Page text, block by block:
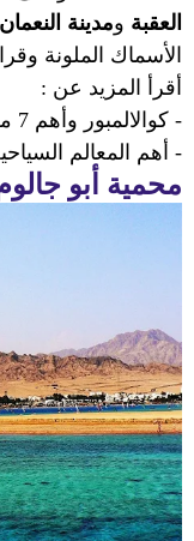
العقبة ومدينة النعمان
الأسماك الملونة وقرابة 150 نوع من القشريات
أقرأ المزيد عن :
- كوالالمبور وأهم 7 معالم سياحية تستحق زيارتك.
- أهم المعالم
محمية أبو